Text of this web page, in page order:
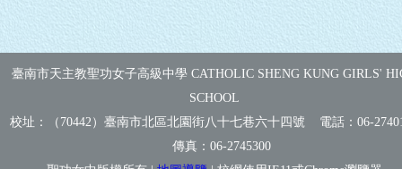
臺南市天主教聖功女子高級中學 CATHOLIC SHENG KUNG GIRLS'
SCHOOL
校址：（70442）臺南市北區北園街八十七巷六十四號 電話：06-
傳真： 06-2745300